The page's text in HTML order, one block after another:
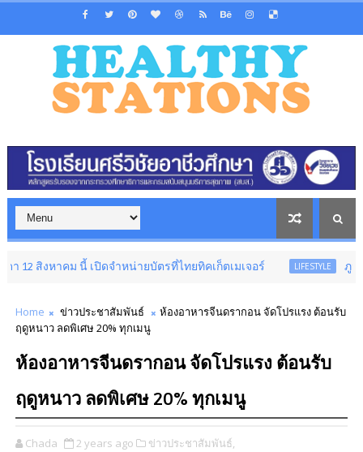
คม นี้ เปิดจำหน่ายบัตรที่ไทยทิคเก็ตเมเจอร์ LIFESTYLE ภูมิคุ้มกันดี ผิว
Home ข่าวประชาสัมพันธ์
ห้องอาหารจีนดรากอน จัดโปรแรง ต้อนรับ
ฤดูหนาว ลดพิเศษ 20% ทุกเมนู
ห้องอาหารจีนดรากอน จัดโปรแรง ต้อนรับ
ฤดูหนาว ลดพิเศษ 20% ทุกเมนู
Chada 2 years ago ข่าวประชาสัมพันธ์,